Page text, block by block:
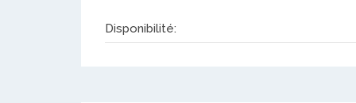
Disponibilité: